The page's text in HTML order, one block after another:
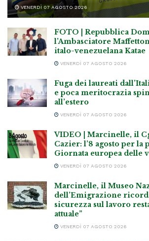
VENERDÌ 07 AGOSTO 2026
FOTO | Repubblica
l’Ambasciatore
italo-venezuelana Katae
VENERDÌ 07 AGOSTO 2026
Fuga dei laureati
e poca meritocrazia
all’estero
VENERDÌ 07 AGOSTO 2026
VIDEO | Marcinelle, il
Cazier: l’8 agosto per la
Giornata europea delle
VENERDÌ 07 AGOSTO 2026
Marcinelle, il Museo
dell’Emigrazione
sicurezza sul lavoro
attuale”
VENERDÌ 07 AGOSTO 2026